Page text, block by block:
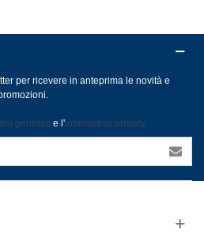
per ricevere in anteprima le novità e
generali e l'informativa privacy